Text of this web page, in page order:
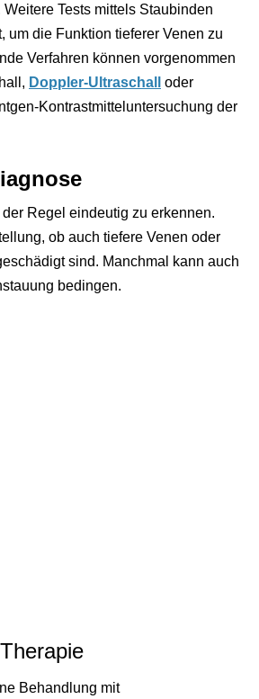
Tests mittels Staubinden
um die Funktion tieferer Venen zu
Verfahren können vorgenommen
Doppler-Ultraschall
oder
Kontrastmitteluntersuchung der
Regel eindeutig zu erkennen.
ob auch tiefere Venen oder
sind. Manchmal kann auch
bedingen.
Behandlung mit